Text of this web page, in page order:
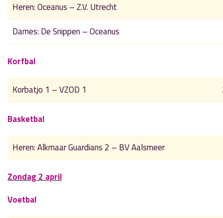
Heren: Oceanus – Z.V. Utrecht
Dames: De Snippen – Oceanus
Korfbal
Korbatjo 1 – VZOD 1
Basketbal
Heren: Alkmaar Guardians 2 – BV Aalsmeer
Zondag 2 april
Voetbal